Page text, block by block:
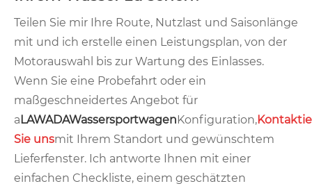
Teilen Sie mir Ihre Route, Nutzlast und Saisonlänge
mit und ich erstelle einen Leistungsplan, von der
Motorauswahl bis zur Wartung des Einlasses.
Wenn Sie eine Probefahrt oder ein
maßgeschneidertes Angebot für
aLAWADAWassersportwagenKonfiguration,
Sie unsmit Ihrem Standort und gewünschtem
Lieferfenster. Ich antworte Ihnen mit einer
einfachen Checkliste, einem geschätzten